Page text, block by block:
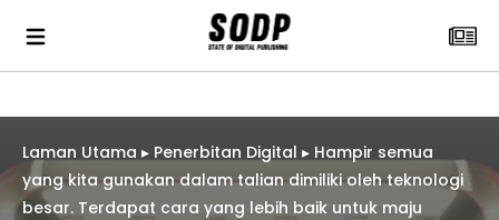
Laman Utama ▸ Penerbitan Digital ▸ Hampir semua
yang kita gunakan dalam talian dimiliki oleh teknologi
besar. Terdapat cara yang lebih baik untuk maju